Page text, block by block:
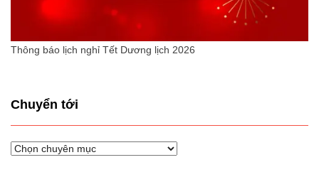
Thông báo lịch nghỉ Tết Dương lịch 2026
Chuyển tới
Chuyển